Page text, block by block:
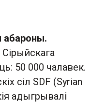
абароны.
50 000 чалавек.
сіл SDF (Syrian
адыгрывалі